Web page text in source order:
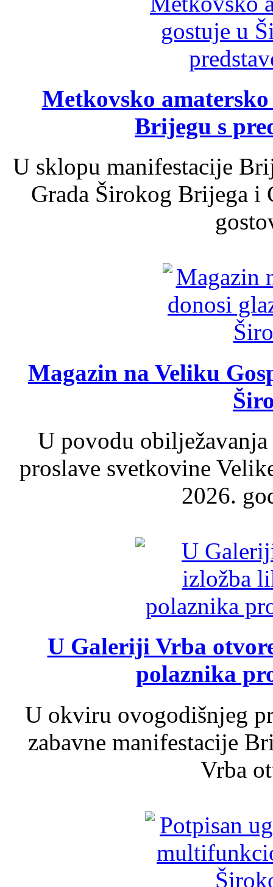
Metkovsko
Brijegu s
U sklopu manifestacije
Grada Širokog Brijega
Magazin na Veliku
U povodu
proslave svetkovine
2026.
U Galeriji Vrba
polaznika
U okviru ovogodišnjeg
zabavne manifestacije
Vrba